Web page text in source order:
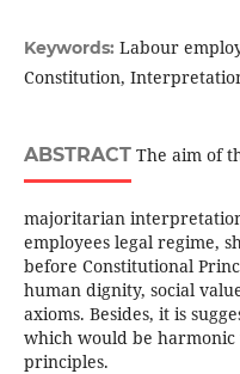
Keywords: Labour
Constitution,
ABSTRACTThe aim of
majoritarian
employees legal regime,
before Constitutional
human dignity, social
axioms. Besides, it is
which would be
principles.